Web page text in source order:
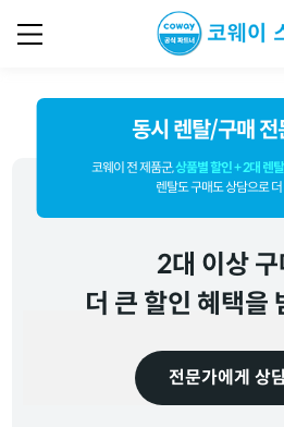
동시 렌탈/구매 전
코웨이 전 제품군,상품별 할인 + 2대 렌
렌탈도 구매도 상담으로
2대 이상 구
더 큰 할인 혜택을
전문가에게 상